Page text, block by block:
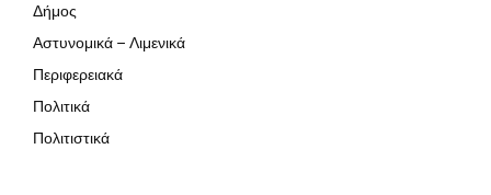
Δήμος
Αστυνομικά – Λιμενικά
Περιφερειακά
Πολιτικά
Πολιτιστικά